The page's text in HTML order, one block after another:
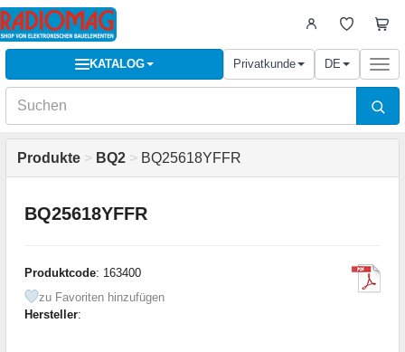
KATALOG Privatkunde DE
Produkte > BQ2 > BQ25618YFFR
BQ25618YFFR
Produktcode: 163400
zu Favoriten hinzufügen
Hersteller: